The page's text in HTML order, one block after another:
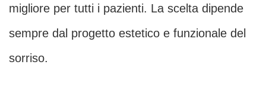
migliore per tutti i pazienti. La scelta dipende
sempre dal progetto estetico e funzionale del
sorriso.